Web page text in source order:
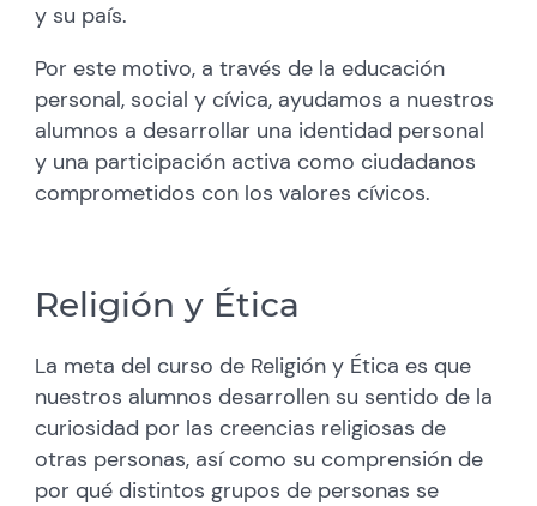
y su país.
Por este motivo, a través de la educación
personal, social y cívica, ayudamos a nuestros
alumnos a desarrollar una identidad personal
y una participación activa como ciudadanos
comprometidos con los valores cívicos.
Religión y Ética
La meta del curso de Religión y Ética es que
nuestros alumnos desarrollen su sentido de la
curiosidad por las creencias religiosas de
otras personas, así como su comprensión de
por qué distintos grupos de personas se